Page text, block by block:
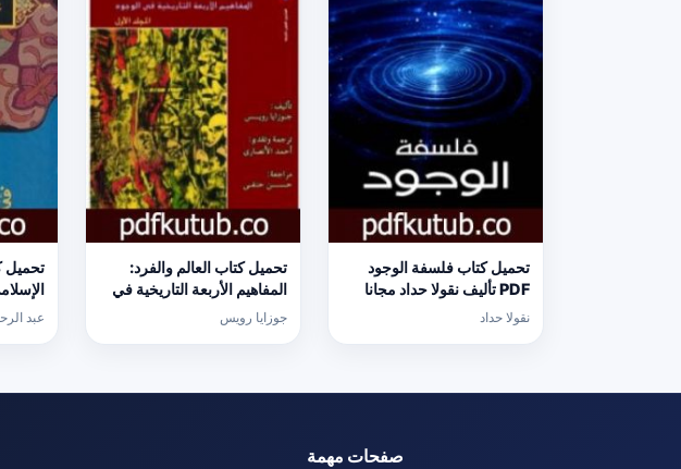
تحميل كتاب فلسفة الوجود
PDF تأليف نقولا حداد مجانا
[كامل]
نقولا حداد
تحميل كتاب العالم والفرد:
المفاهيم الأربعة التاريخية في
جوزايا رويس
تحميل
عبد
صفحات مهمة